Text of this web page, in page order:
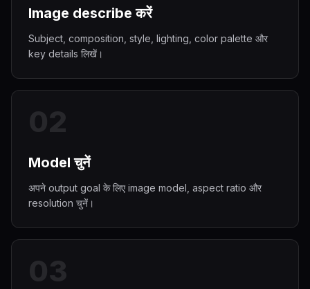
Image describe करें
Subject, composition, style, lighting, color palette और
key details लिखें।
02
Model चुनें
अपने output goal के लिए image model, aspect ratio और
resolution चुनें।
03